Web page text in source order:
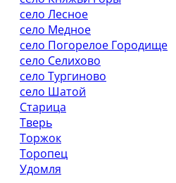
село Лесное
село Медное
село Погорелое Городище
село Селихово
село Тургиново
село Шатой
Старица
Тверь
Торжок
Торопец
Удомля